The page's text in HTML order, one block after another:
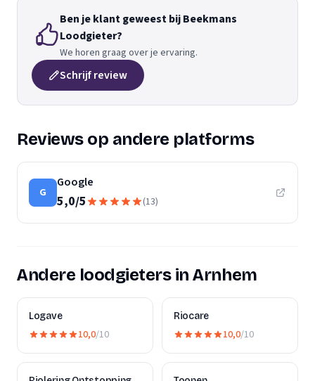
Ben je klant geweest bij Beekmans
Loodgieter?
We horen graag over je ervaring.
Schrijf review
Reviews op andere platforms
G
Google
5,0/5 (13)
Andere loodgieters in Arnhem
Logave
10,0/10
Riocare
10,0/10